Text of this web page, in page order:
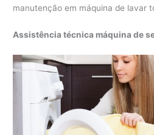
manutenção em máquina de lavar
Assistência técnica máquina de